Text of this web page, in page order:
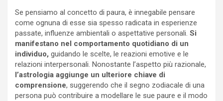
Se pensiamo al concetto di paura, è innegabile pensare
come ognuna di esse sia spesso radicata in esperienze
passate, influenze ambientali o aspettative personali. Si
manifestano nel comportamento quotidiano di un
individuo, guidando le scelte, le reazioni emotive e le
relazioni interpersonali. Nonostante l’aspetto più razionale,
l’astrologia aggiunge un ulteriore chiave di
comprensione, suggerendo che il segno zodiacale di una
persona può contribuire a modellare le sue paure e il modo